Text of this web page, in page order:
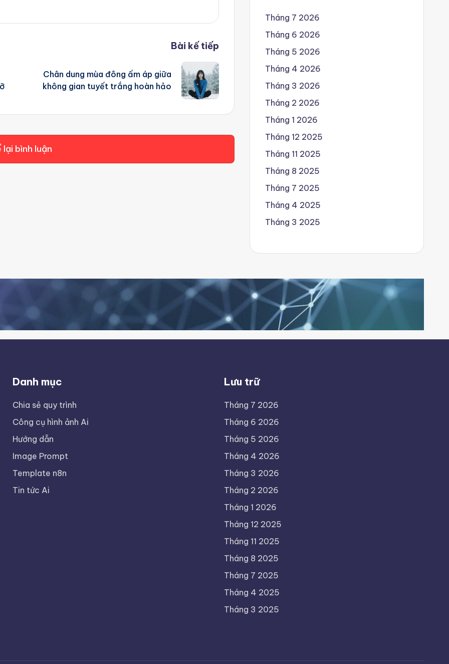
Bài kế tiếp
Chân dung mùa đông ấm áp giữa
không gian tuyết trắng hoàn hảo
bình luận
Tháng 7 2026
Tháng 6 2026
Tháng 5 2026
Tháng 4 2026
Tháng 3 2026
Tháng 2 2026
Tháng 1 2026
Tháng 12 2025
Tháng 11 2025
Tháng 8 2025
Tháng 7 2025
Tháng 4 2025
Tháng 3 2025
Danh mục
Chia sẻ quy trình
Công cụ hình ảnh Ai
Hướng dẫn
Image Prompt
Template n8n
Tin tức Ai
Lưu trữ
Tháng 7 2026
Tháng 6 2026
Tháng 5 2026
Tháng 4 2026
Tháng 3 2026
Tháng 2 2026
Tháng 1 2026
Tháng 12 2025
Tháng 11 2025
Tháng 8 2025
Tháng 7 2025
Tháng 4 2025
Tháng 3 2025